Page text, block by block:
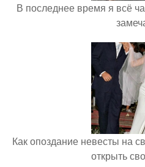
В последнее время я всё
Как опоздание невесты на
открыть